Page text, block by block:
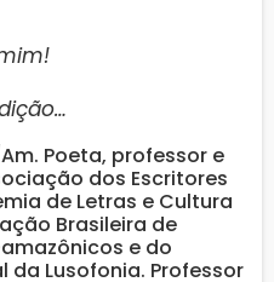
Poeta, professor e
dos Escritores
de Letras e Cultura
Brasileira de
e do
Lusofonia. Professor